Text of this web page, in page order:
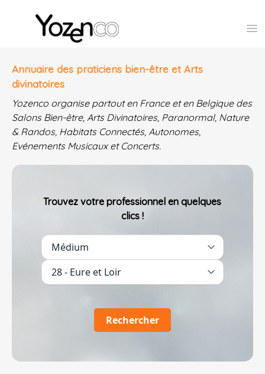
Yozenco - Organisateur de Salons, Evénements et
Annuaire des praticiens bien-être et Arts
divinatoires
Yozenco organise partout en France et en Belgique des
Salons Bien-être, Arts Divinatoires, Paranormal, Nature
& Randos, Habitats Connectés, Autonomes,
Evénements Musicaux et Concerts.
Trouvez votre professionnel en quelques
clics !
Rechercher